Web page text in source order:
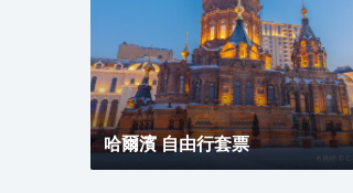
哈爾濱 自由行套票